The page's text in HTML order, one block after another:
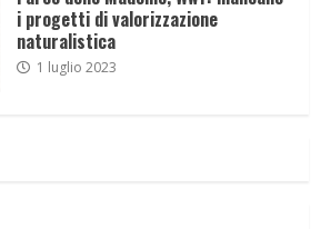
i progetti di valorizzazione
naturalistica
1 luglio 2023